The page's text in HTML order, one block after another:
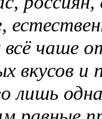
чаше
вкусов и
лишь